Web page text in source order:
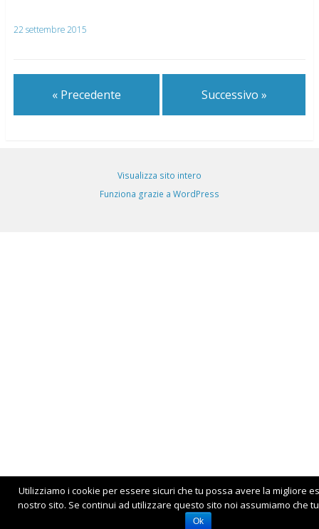
22 settembre 2015
« Precedente Successivo »
Visualizza sito intero
Funziona grazie a WordPress
Utilizziamo i cookie per essere sicuri che tu possa avere la migliore
nostro sito. Se continui ad utilizzare questo sito noi assumiamo che
Ok